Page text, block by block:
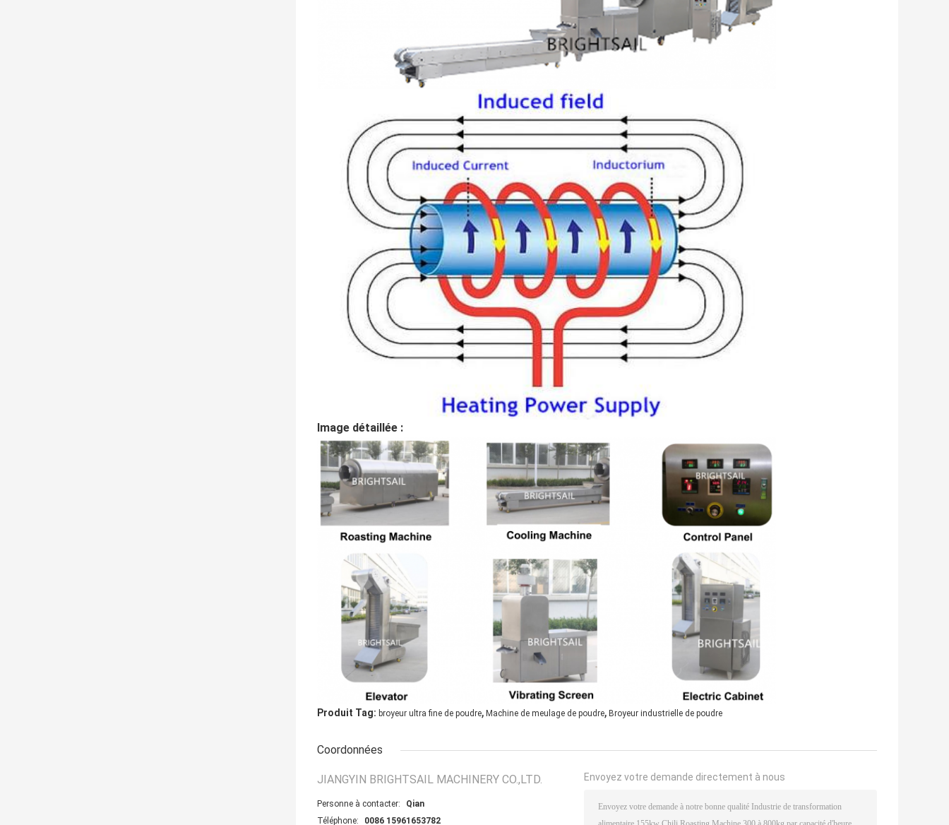
Image détaillée :
Produit Tag: broyeur ultra fine de poudre, Machine de meulage de poudre, Broyeur industrielle de poudre
Coordonnées
JIANGYIN BRIGHTSAIL MACHINERY CO.,LTD.
Personne à contacter:
Qian
Téléphone:
0086 15961653782
Envoyez votre demande directement à nous